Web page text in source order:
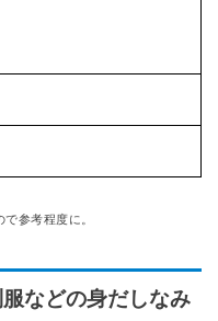
参考程度に。
などの身だしなみ